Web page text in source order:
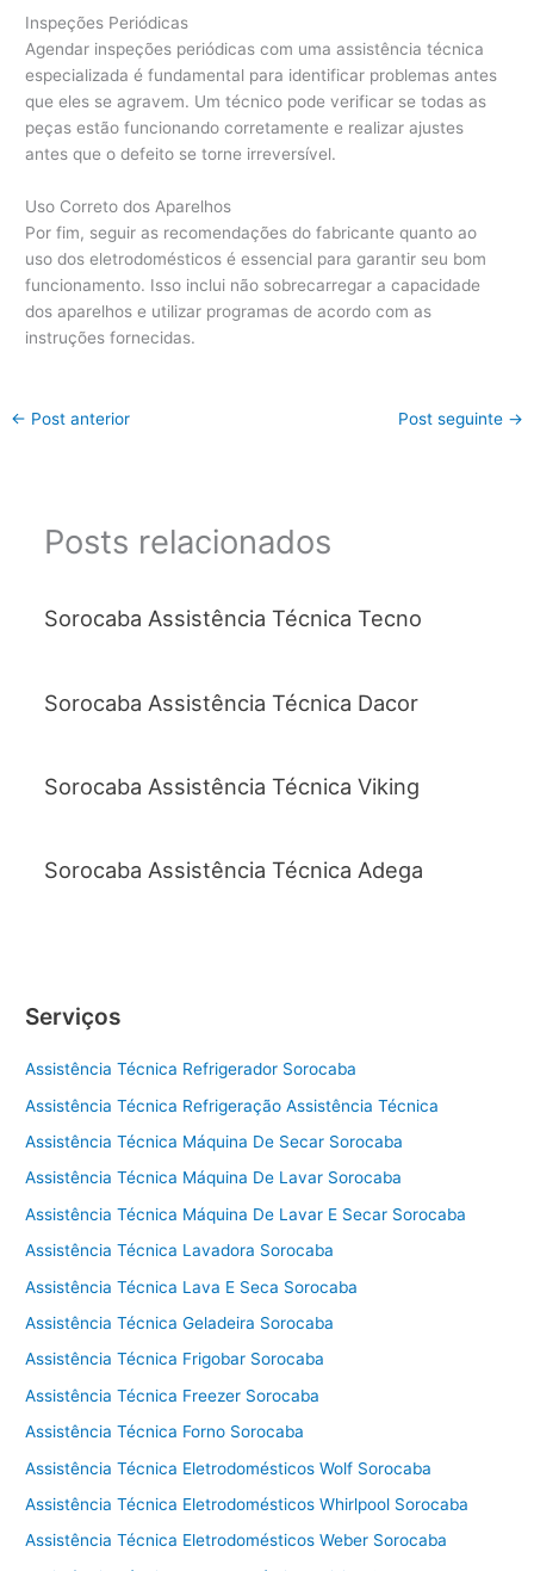
Inspeções Periódicas
Agendar inspeções periódicas com uma assistência técnica
especializada é fundamental para identificar problemas antes
que eles se agravem. Um técnico pode verificar se todas as
peças estão funcionando corretamente e realizar ajustes
antes que o defeito se torne irreversível.
Uso Correto dos Aparelhos
Por fim, seguir as recomendações do fabricante quanto ao
uso dos eletrodomésticos é essencial para garantir seu bom
funcionamento. Isso inclui não sobrecarregar a capacidade
dos aparelhos e utilizar programas de acordo com as
instruções fornecidas.
← Post anterior Post seguinte →
Posts relacionados
Sorocaba Assistência Técnica Tecno
Sorocaba Assistência Técnica Dacor
Sorocaba Assistência Técnica Viking
Sorocaba Assistência Técnica Adega
Serviços
Assistência Técnica Refrigerador Sorocaba
Assistência Técnica Refrigeração Assistência Técnica
Assistência Técnica Máquina De Secar Sorocaba
Assistência Técnica Máquina De Lavar Sorocaba
Assistência Técnica Máquina De Lavar E Secar Sorocaba
Assistência Técnica Lavadora Sorocaba
Assistência Técnica Lava E Seca Sorocaba
Assistência Técnica Geladeira Sorocaba
Assistência Técnica Frigobar Sorocaba
Assistência Técnica Freezer Sorocaba
Assistência Técnica Forno Sorocaba
Assistência Técnica Eletrodomésticos Wolf Sorocaba
Assistência Técnica Eletrodomésticos Whirlpool Sorocaba
Assistência Técnica Eletrodomésticos Weber Sorocaba